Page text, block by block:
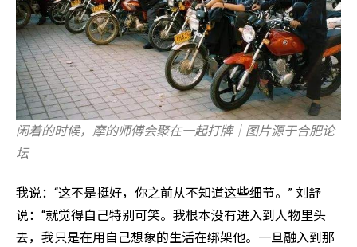
闲着的时候，摩的师傅会聚在一起打牌｜图片源于合肥论
坛
我说：“这不是挺好，你之前从不知道这些细节。” 刘舒
说：“就觉得自己特别可笑。我根本没有进入到人物里头
去，我只是在用自己想象的生活在绑架他。一旦融入到那